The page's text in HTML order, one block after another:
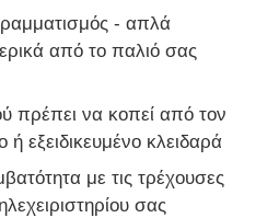
αυτοκινήτων
- απλά
από το παλιό σας
πρέπει να κοπεί από τον
εξειδικευμένο κλειδαρά
με τις τρέχουσες
σας